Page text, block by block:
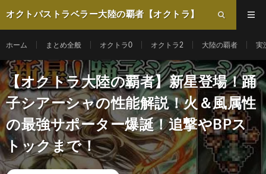
オクトパストラベラー大陸の覇者【オクトラ】
ホーム まとめ全般 オクトラ0 オクトラ2 大陸の覇者 実
【オクトラ大陸の覇者】新星登場！踊
子シアーシャの性能解説！火＆風属性
の最強サポーター爆誕！追撃やBPス
トックまで！